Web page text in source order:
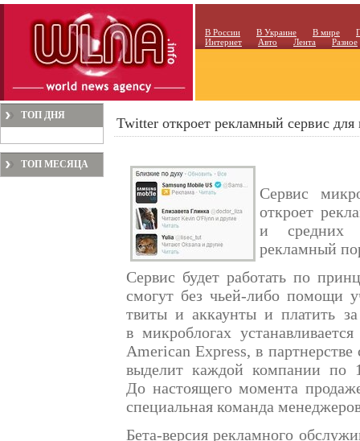
В России В Украине В мире
Интернет
Авто Лента Разное
ТОП ДНЯ
ТОП МЕСЯЦА
Twitter откроет рекламный сервис для
Сервис
откроет
и средних
рекламный
Сервис будет работать по
смогут без чьей-либо помощи
твиты и аккаунты и платить
в микроблогах
American Express, в
выделит каждой компании по
До настоящего момента
специальная команда
Бета-версия рекламного